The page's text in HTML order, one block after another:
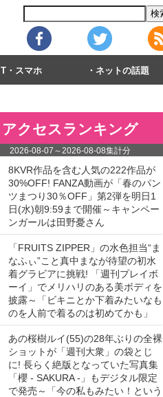
IT・スマホ ネットの話題
アクセスランキング
2026-08-07 ～2026-08-08集計分
8KVR作品を含む人気の222作品が
30%OFF! FANZA動画が「春のパン
ツまつり30％OFF」第2弾を明日1
日(水)朝9:59まで開催～キャンペー
ンガールは田野憂さん
「FRUITS ZIPPER」の水色担当“ま
なふぃ”こと真中まなが待望の初水
着グラビアに挑戦! 「週刊プレイボ
ーイ」でメリハリのある美ボディを
披露～「ビキニとか下着みたいなも
のを人前で着るのは初めてかも」
あの桜樹ルイ(55)の28年ぶりの全裸
ショットが「週刊大衆」の袋とじ
に! 長らく絶版となっていた写真集
「櫻 - SAKURA -」もデジタル限定
で発売～「今の私もみたい！という